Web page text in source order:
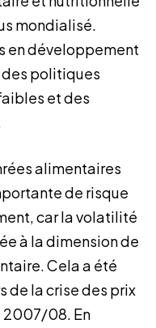
mondialisé.
en développement
des politiques
et des
alimentaires
de risque
car la volatilité
à la dimension de
Cela a été
de la crise des prix
2007/08. En